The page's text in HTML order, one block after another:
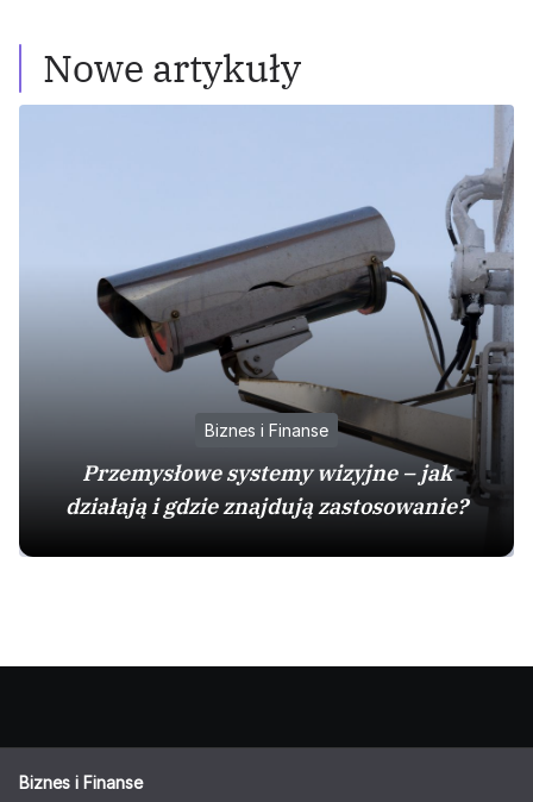
Nowe artykuły
Biznes i Finanse
Przemysłowe systemy wizyjne – jak
działają i gdzie znajdują zastosowanie?
Biznes i Finanse